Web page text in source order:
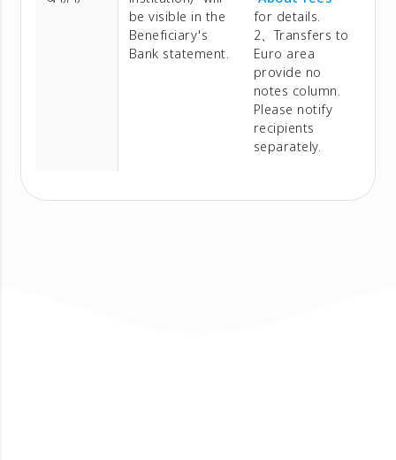
be visible in the
Beneficiary's
Bank statement.
for details.
2、Transfers to
Euro area
provide no
notes column.
Please notify
recipients
separately.